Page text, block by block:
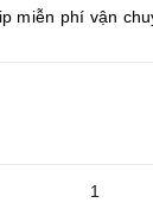
miễn phí vận